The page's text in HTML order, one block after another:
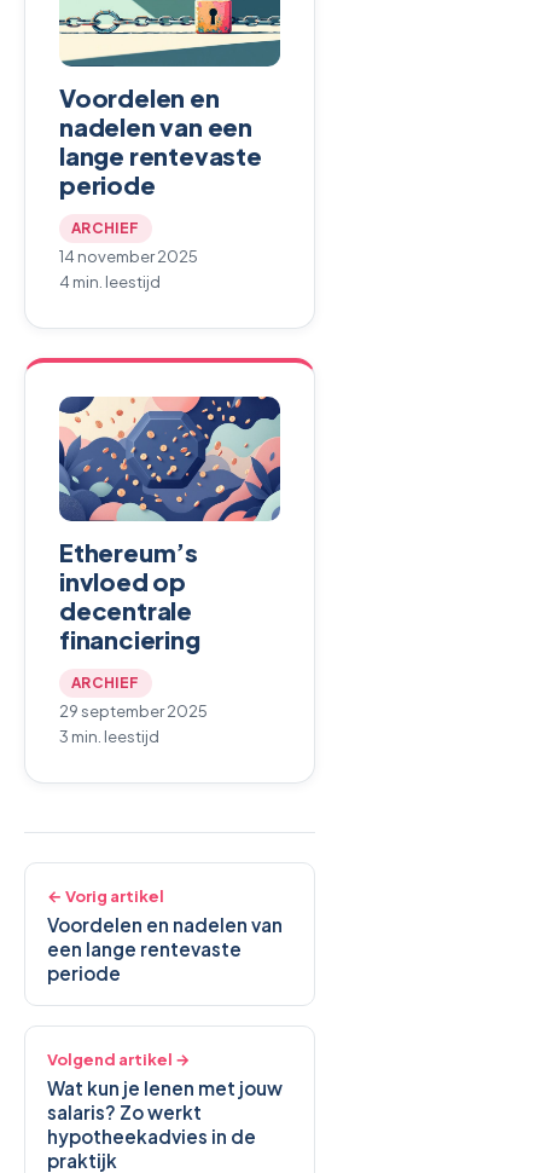
Voordelen en
nadelen van een
lange rentevaste
periode
ARCHIEF
14 november 2025
4 min. leestijd
Ethereum’s
invloed op
decentrale
financiering
ARCHIEF
29 september 2025
3 min. leestijd
← Vorig artikel
Voordelen en nadelen van
een lange rentevaste
periode
Volgend artikel →
Wat kun je lenen met jouw
salaris? Zo werkt
hypotheekadvies in de
praktijk